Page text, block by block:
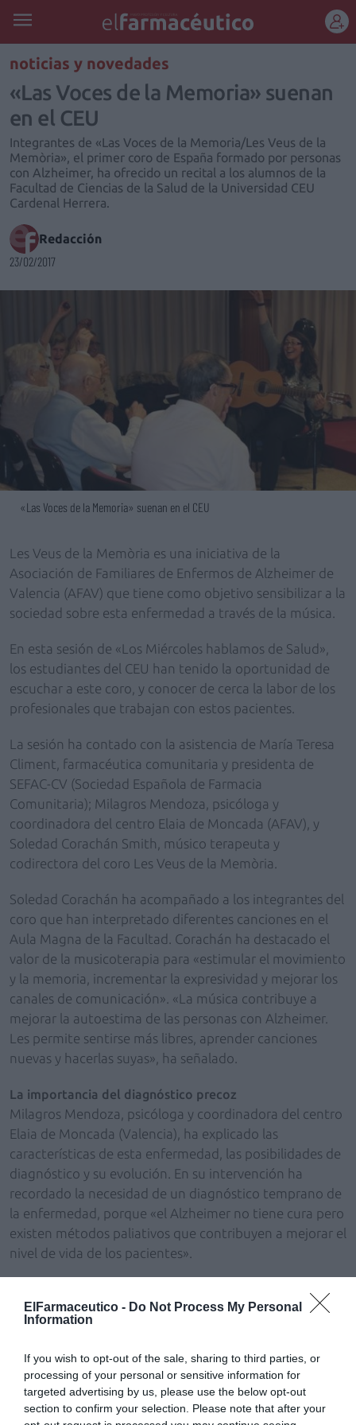
ElFarmaceutico - Do Not Process My Personal
Information
If you wish to opt-out of the sale, sharing to third parties, or
processing of your personal or sensitive information for
targeted advertising by us, please use the below opt-out
section to confirm your selection. Please note that after your
REGÍSTRATE
noticias y novedades
«Las Voces de la Memoria» suenan
en el CEU
Integrantes de «Las Voces de la Memoria/Les Veus de la
Memòria», el primer coro de España formado por personas
con Alzheimer, ha ofrecido un recital a los alumnos de la
Facultad de Ciencias de la Salud de la Universidad CEU
Cardenal Herrera.
Redacción
23/02/2017
«Las Voces de la Memoria» suenan en el CEU
Les Veus de la Memòria es una iniciativa de la
Asociación de Familiares de Enfermos de Alzheimer de
Valencia (AFAV) que tiene como objetivo sensibilizar a la
sociedad sobre esta enfermedad a través de la música.
En esta sesión de «Los Miércoles hablamos de Salud»,
los estudiantes del CEU han tenido la oportunidad de
escuchar a este coro, y conocer de cerca la labor de los
profesionales que trabajan con estos pacientes.
La sesión ha contado con la asistencia de María Teresa
Climent, farmacéutica comunitaria y presidenta de
SEFAC-CV (Sociedad Española de Farmacia
Comunitaria); Milagros Mendoza, psicóloga y
coordinadora del centro Elaia de Moncada (AFAV), y
Soledad Corachán Smith, músico terapeuta y
codirectora del coro Les Veus de la Memòria.
Soledad Corachán ha acompañado a los integrantes del
coro que han interpretado diferentes canciones en el
Aula Magna de la Facultad. Corachán ha destacado el
valor de la musicoterapia para «estimular el movimiento
y la memoria, incrementar la expresividad y mejorar los
canales de comunicación». «La música contribuye a
mejorar la autoestima de las personas con Alzheimer.
Les permite sentirse más libres, aprender canciones
nuevas y hacerlas suyas», ha señalado.
La importancia del diagnóstico precoz
Milagros Mendoza, psicóloga y coordinadora del centro
Elaia de Moncada (Valencia), ha explicado las
características de esta enfermedad, las posibilidades de
diagnóstico y su evolución. En su intervención ha
recordado la necesidad de un diagnóstico temprano de
la enfermedad, porque «el Alzheimer no tiene cura pero
existen métodos paliativos que contribuyen a mejorar el
nivel de vida de los pacientes».
farmacológicos y no farmacológicos que existen para
abordar esta enfermedad, y en este sentido ha
(musicoterapia, multimedia, con animales,
multisensorial) que «estimulan y mantienen las
capacidades mentales».